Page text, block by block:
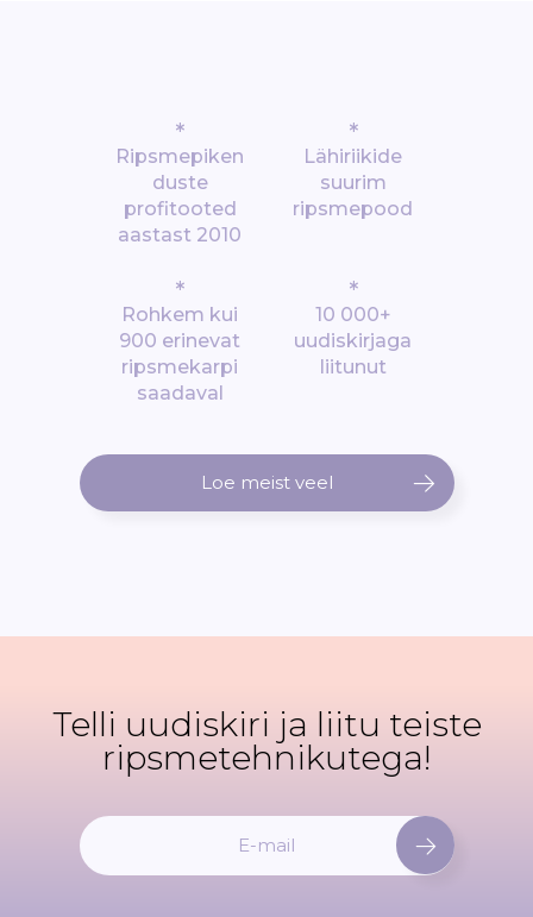
*
Ripsmepiken
duste
profitooted
aastast 2010
*
Lähiriikide
suurim
ripsmepood
*
Rohkem kui
900 erinevat
ripsmekarpi
saadaval
*
10 000+
uudiskirjaga
liitunut
Loe meist veel
Telli uudiskiri ja liitu teiste
ripsmetehnikutega!
L
i